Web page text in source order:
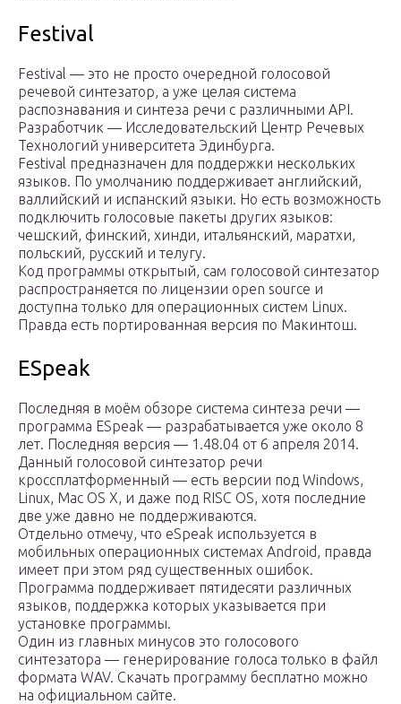
Festival
Festival — это не просто очередной голосовой
речевой синтезатор, а уже целая система
распознавания и синтеза речи с различными API.
Разработчик — Исследовательский Центр Речевых
Технологий университета Эдинбурга.
Festival предназначен для поддержки нескольких
языков. По умолчанию поддерживает английский,
валлийский и испанский языки. Но есть возможность
подключить голосовые пакеты других языков:
чешский, финский, хинди, итальянский, маратхи,
польский, русский и телугу.
Код программы открытый, сам голосовой синтезатор
распространяется по лицензии open source и
доступна только для операционных систем Linux.
Правда есть портированная версия по Макинтош.
ESpeak
Последняя в моём обзоре система синтеза речи —
программа ESpeak — разрабатывается уже около 8
лет. Последняя версия — 1.48.04 от 6 апреля 2014.
Данный голосовой синтезатор речи
кроссплатформенный — есть версии под Windows,
Linux, Mac OS X, и даже под RISC OS, хотя последние
две уже давно не поддерживаются.
Отдельно отмечу, что eSpeak используется в
мобильных операционных системах Android, правда
имеет при этом ряд существенных ошибок.
Программа поддерживает пятидесяти различных
языков, поддержка которых указывается при
установке программы.
Один из главных минусов это голосового
синтезатора — генерирование голоса только в файл
формата WAV. Скачать программу бесплатно можно
на официальном сайте.